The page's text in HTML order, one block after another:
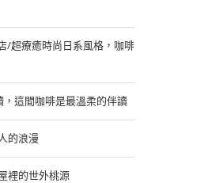
/超療癒時尚日系風格，咖啡
這間咖啡是最溫柔的伴讀
的浪漫
裡的世外桃源